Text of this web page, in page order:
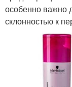
особенно важно
склонностью к